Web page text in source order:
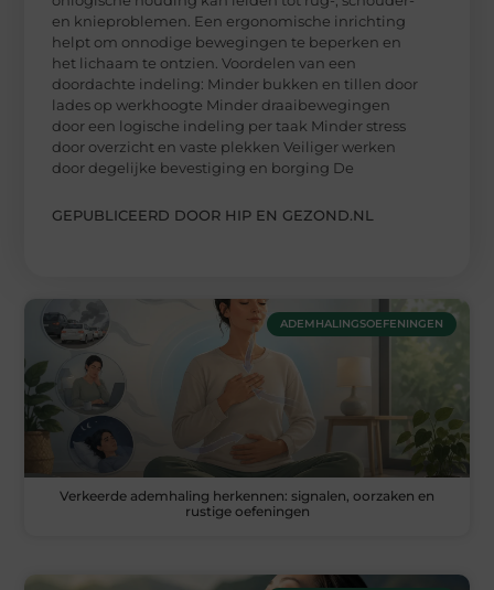
en knieproblemen. Een ergonomische inrichting
helpt om onnodige bewegingen te beperken en
het lichaam te ontzien. Voordelen van een
doordachte indeling: Minder bukken en tillen door
lades op werkhoogte Minder draaibewegingen
door een logische indeling per taak Minder stress
door overzicht en vaste plekken Veiliger werken
door degelijke bevestiging en borging De
GEPUBLICEERD DOOR HIP EN GEZOND.NL
ADEMHALINGSOEFENINGEN
Verkeerde ademhaling herkennen: signalen, oorzaken en
rustige oefeningen